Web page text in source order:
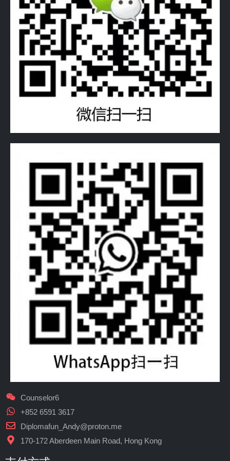
Counselor6
+852 6591 3617
Diplomafun_Andy@proton.me
170-172 Aberdeen Main Road, Hong Kong